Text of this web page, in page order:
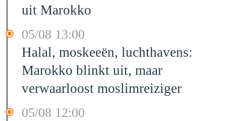
uit Marokko
05/08 13:00
Halal, moskeeën, luchthavens:
Marokko blinkt uit, maar
verwaarloost moslimreiziger
05/08 12:00